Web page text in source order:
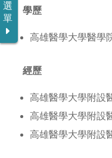
選
單
學歷
高雄醫學大學醫學
經歷
高雄醫學大學附設
高雄醫學大學附設
高雄醫學大學附設